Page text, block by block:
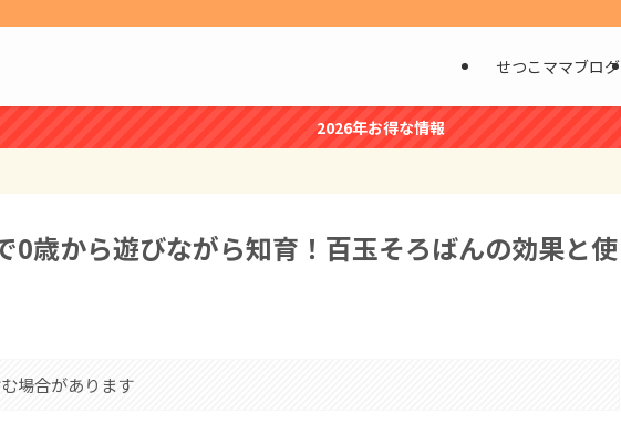
せつこママブログ
2026年お得な情報
0歳から遊びながら知育！百玉そろばんの効果と使
場合があります